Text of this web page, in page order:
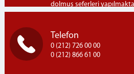
dolmuş seferleri
Bayrampaşa Otogarından
Marmara Ceza İnfaz
Mh. Silivri / İSTANBUL
Telefon
0 (212) 726 00 00
0 (212) 866 61 00